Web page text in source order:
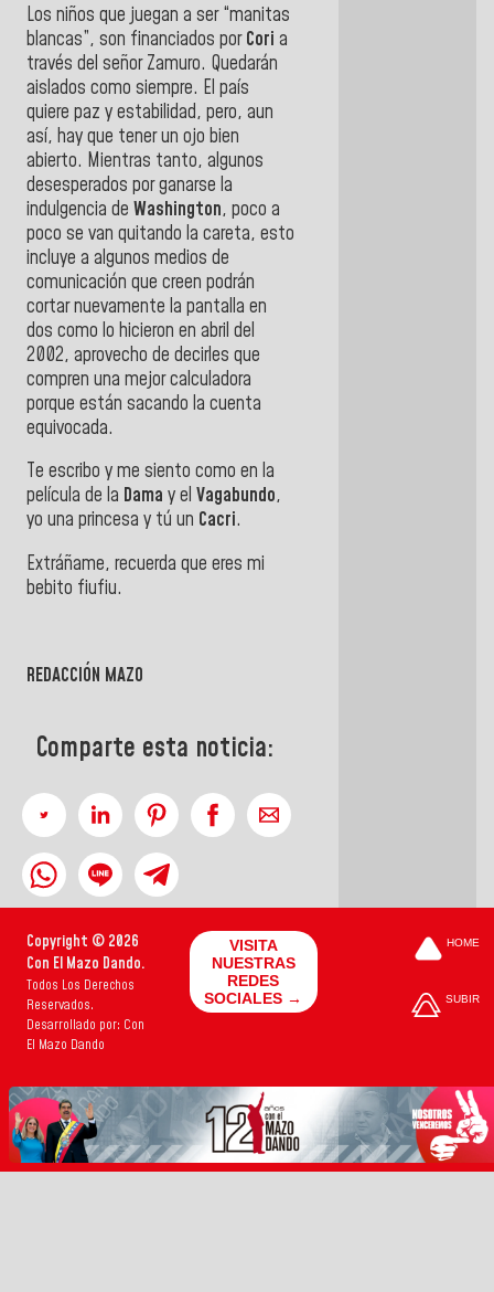
Los niños que juegan a ser “manitas
blancas”, son financiados porCori a
través del señor Zamuro. Quedarán
aislados como siempre. El país
quiere paz y estabilidad, pero, aun
así, hay que tener un ojo bien
abierto. Mientras tanto, algunos
desesperados por ganarse la
indulgencia de Washington, poco a
poco se van quitando la careta, esto
incluye a algunos medios de
comunicación que creen podrán
cortar nuevamente la pantalla en
dos como lo hicieron en abril del
2002, aprovecho de decirles que
compren una mejor calculadora
porque están sacando la cuenta
equivocada.
Te escribo y me siento como en la
película de la Dama y el Vagabundo,
yo una princesa y tú un Cacri.
Extráñame, recuerda que eres mi
bebito fiufiu.
REDACCIÓN MAZO
Comparte esta noticia:
Copyright © 2026
Con El Mazo Dando.
Todos Los Derechos
Reservados.
Desarrollado por: Con
El Mazo Dando
VISITA
NUESTRAS
REDES
SOCIALES →
HOME
SUBIR